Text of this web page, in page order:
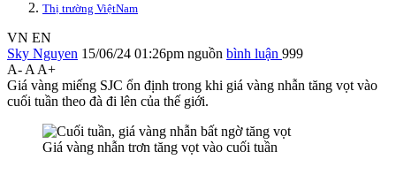
Thị trường ViệtNam
VN EN
Sky Nguyen 15/06/24 01:26pm nguồn bình luận 999
A- A A+
Giá vàng miếng SJC ổn định trong khi giá vàng nhẫn tăng vọt vào
cuối tuần theo đà đi lên của thế giới.
Giá vàng nhẫn trơn tăng vọt vào cuối tuần